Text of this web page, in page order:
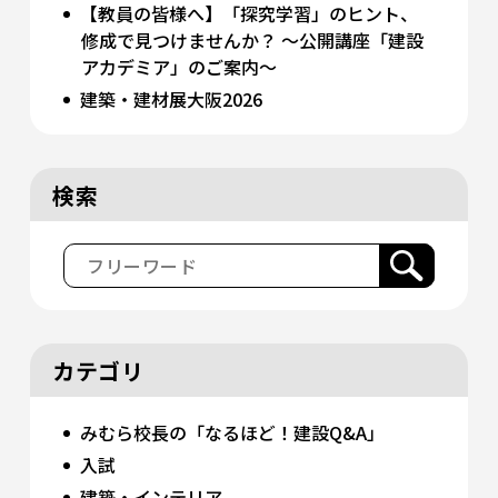
【教員の皆様へ】「探究学習」のヒント、
修成で見つけませんか？ 〜公開講座「建設
アカデミア」のご案内〜
建築・建材展大阪2026
検索
カテゴリ
みむら校長の「なるほど！建設Q&A」
入試